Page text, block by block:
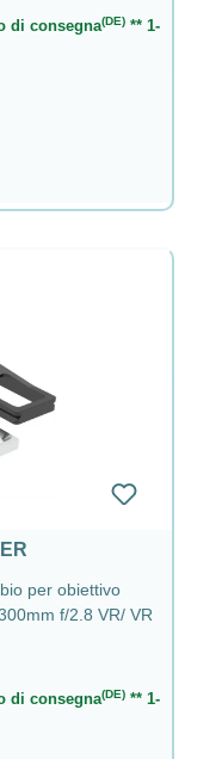
di consegna(DE)** 1-
per obiettivo
f/2.8 VR/ VR
di consegna(DE)** 1-